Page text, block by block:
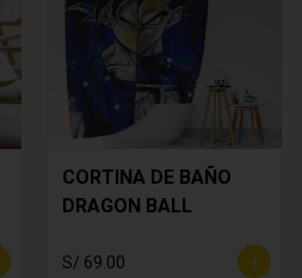
CORTINA DE BAÑO
DRAGON BALL
S/ 69.00